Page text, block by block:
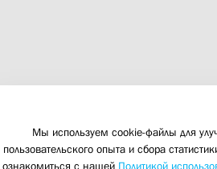
4.06 19:00
Мы используем cookie-файлы для
пользовательского опыта и сбора
ознакомиться с нашей Политикой